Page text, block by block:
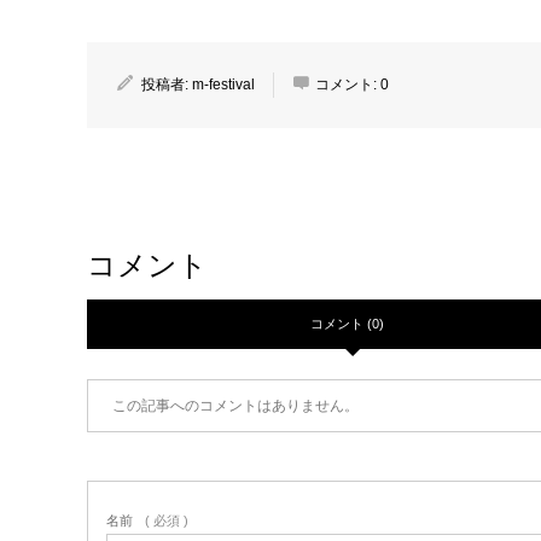
投稿者: m-festival コメント: 0
コメント
コメント (0)
この記事へのコメントはありません。
名前 ( 必須 )